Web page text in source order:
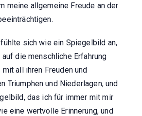
meine allgemeine Freude an der
sich wie ein Spiegelbild an,
die menschliche Erfahrung
all ihren Freuden und
Triumphen und Niederlagen, und
das ich für immer mit mir
eine wertvolle Erinnerung, und